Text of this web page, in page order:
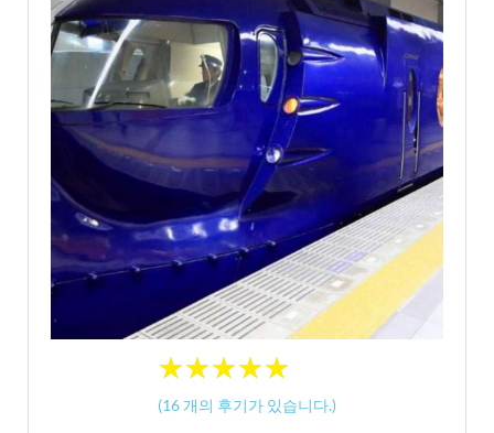
★★★★★
★★★★★
(16 개의 후기가 있습니다.)